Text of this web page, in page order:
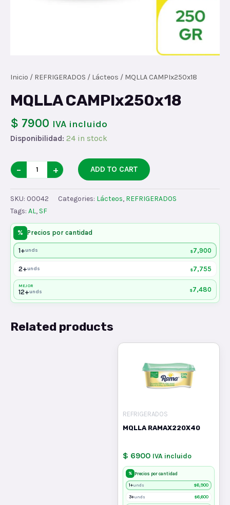
Inicio / REFRIGERADOS / Lácteos / MQLLA CAMPIx250x18
MQLLA CAMPIx250x18
$ 7900 IVA incluido
Disponibilidad: 24 in stock
MQLLA
CAMPIx250x18
quantity
− + ADD TO CART
SKU: 00042 Categories: Lácteos, REFRIGERADOS
Tags: AL, SF
% Precios por cantidad
1+unds $7,900
2+unds $7,755
MEJOR
12+unds $7,480
Related products
REFRIGERADOS
MQLLA RAMAX220X40
$ 6900 IVA incluido
% Precios por cantidad
1+unds $6,900
3+unds $6,600